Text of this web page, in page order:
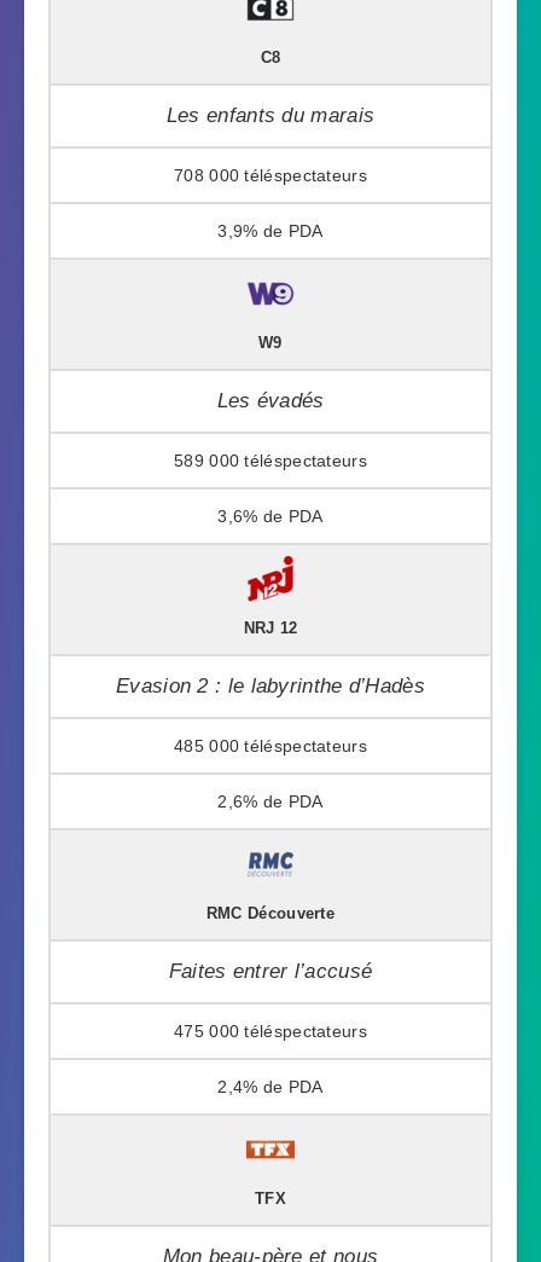
C8
Les enfants du marais
708 000
3,9%
W9
Les évadés
589 000
3,6%
NRJ 12
Evasion 2 : le labyrinthe d’Hadès
485 000
2,6%
RMC Découverte
Faites entrer l’accusé
475 000
2,4%
TFX
Mon beau-père et nous